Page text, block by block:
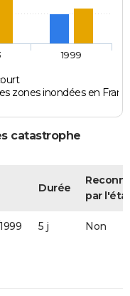
zones inondées en
1999
catastrophe
Durée
par
5 j Non